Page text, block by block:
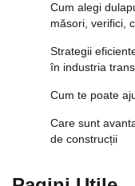
Cum alegi
măsori, verifici,
Strategii
în industria
Cum te poate
Care sunt
de construcții